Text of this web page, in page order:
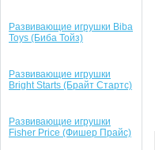
Развивающие игрушки Biba
Toys (Биба Тойз)
Развивающие игрушки
Bright Starts (Брайт Стартс)
Развивающие игрушки
Fisher Price (Фишер Прайс)